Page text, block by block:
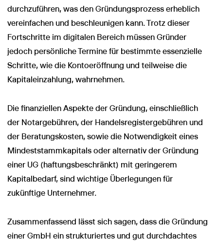
durchzuführen, was den Gründungsprozess erheblich
vereinfachen und beschleunigen kann. Trotz dieser
Fortschritte im digitalen Bereich müssen Gründer
jedoch persönliche Termine für bestimmte essenzielle
Schritte, wie die Kontoeröffnung und teilweise die
Kapitaleinzahlung, wahrnehmen.
Die finanziellen Aspekte der Gründung, einschließlich
der Notargebühren, der Handelsregistergebühren und
der Beratungskosten, sowie die Notwendigkeit eines
Mindeststammkapitals oder alternativ der Gründung
einer UG (haftungsbeschränkt) mit geringerem
Kapitalbedarf, sind wichtige Überlegungen für
zukünftige Unternehmer.
Zusammenfassend lässt sich sagen, dass die Gründung
einer GmbH ein strukturiertes und gut durchdachtes